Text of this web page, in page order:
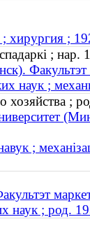
; хирургия ;
; нар.
наук ;
хозяйства ;
;
наук ; род.